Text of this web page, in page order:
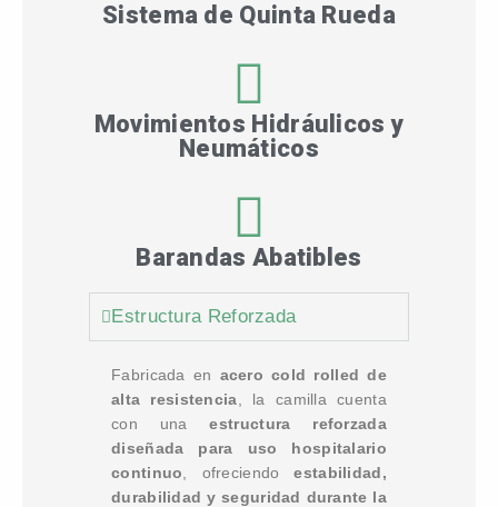
Sistema de Quinta Rueda
Movimientos Hidráulicos y
Neumáticos
Barandas Abatibles
Estructura Reforzada
Fabricada en acero cold rolled de
alta resistencia, la camilla cuenta
con unaestructura reforzada
diseñada para uso hospitalario
continuo, ofreciendoestabilidad,
durabilidad y seguridad durante la